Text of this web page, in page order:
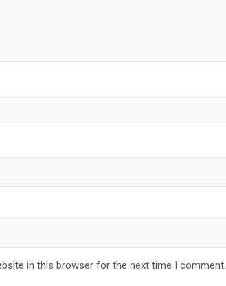
in this browser for the next time I comment.